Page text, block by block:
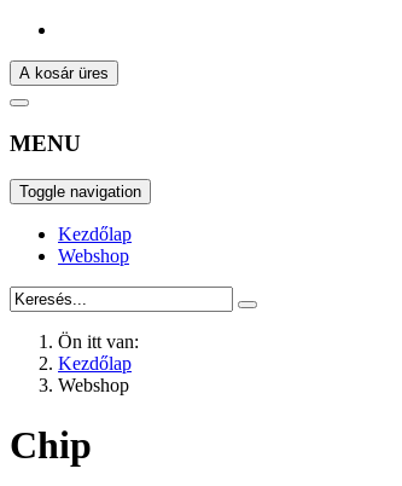
A kosár üres
MENU
Toggle navigation
Kezdőlap
Webshop
Ön itt van:
Kezdőlap
Webshop
Chip